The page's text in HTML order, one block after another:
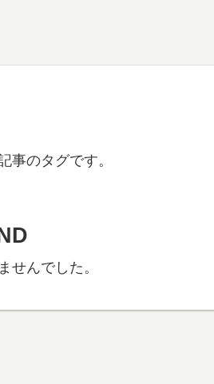
事のタグです。
せんでした。